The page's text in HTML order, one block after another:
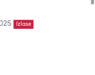
Izlase